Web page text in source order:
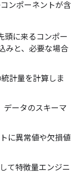
ンポーネントが含
頭に来るコンポー
みと、必要な場合
計量を計算しま
データのスキーマ
に異常値や欠損値
て特徴量エンジニ